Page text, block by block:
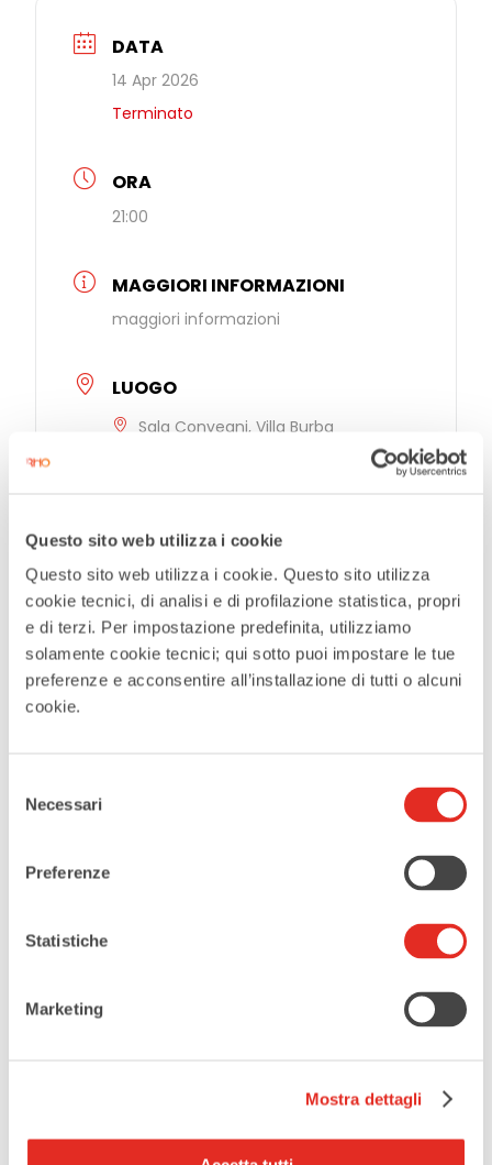
Questo sito web utilizza i cookie
Questo sito web utilizza i cookie. Questo sito utilizza
cookie tecnici, di analisi e di profilazione statistica, propri
e di terzi. Per impostazione predefinita, utilizziamo
solamente cookie tecnici; qui sotto puoi impostare le tue
preferenze e acconsentire all’installazione di tutti o alcuni
cookie.
delNecessari
Preferenze
Statistiche
Marketing
Mostra dettagli
DATA
14 Apr 2026
Terminato
ORA
21:00
MAGGIORI INFORMAZIONI
maggiori informazioni
LUOGO
Sala Convegni, Villa Burba
ORGANIZZATORE
Comune di Rho
TRA ORIENTE E OCCIDENTE